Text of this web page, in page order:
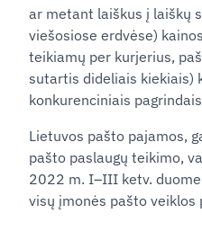
ar metant laiškus į laiškų
viešosiose erdvėse)
teikiamų per kurjerius,
sutartis dideliais kiekiais)
konkurenciniais
Lietuvos pašto pajamos,
pašto paslaugų teikimo,
2022 m. I–III ketv.
visų įmonės pašto veiklos